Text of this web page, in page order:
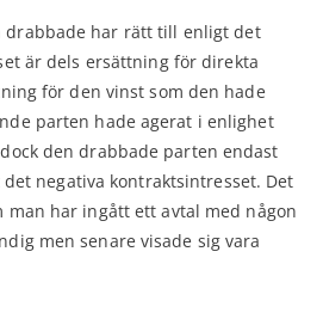
drabbade har rätt till enligt det
är dels ersättning för direkta
för den vinst som den hade
parten hade agerat i enlighet
den drabbade parten endast
negativa kontraktsintresset. Det
man har ingått ett avtal med någon
men senare visade sig vara